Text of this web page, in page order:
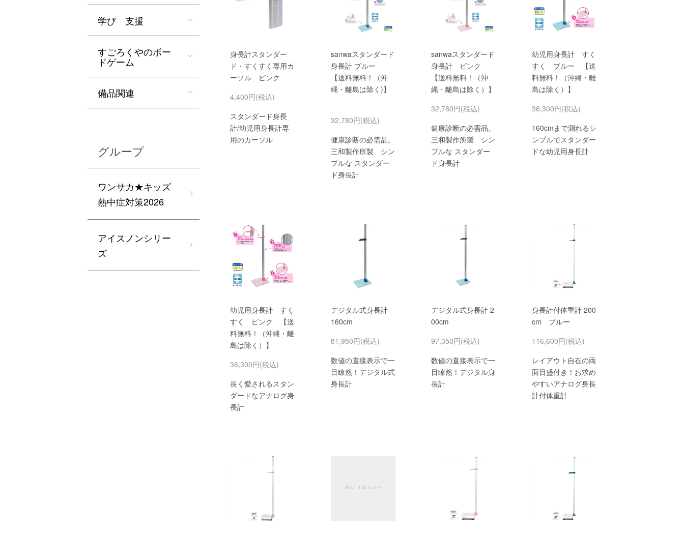
身長計スタンダー
ド・すくすく専用カ
ーソル ピンク
4,400円(税込)
スタンダード身長
計/幼児用身長計専
用のカーソル
sanwaスタンダード
身長計 ブルー
【送料無料！（沖
縄・離島は除く)】
32,780円(税込)
健康診断の必需品。
三和製作所製 シン
プルな スタンダー
ド身長計
sanwaスタンダード
身長計 ピンク
【送料無料！（沖
縄・離島は除く）】
32,780円(税込)
健康診断の必需品。
三和製作所製 シン
プルな スタンダー
ド身長計
幼児用身長計 すく
すく ブルー 【送
料無料！（沖縄・離
島は除く）】
36,300円(税込)
160cmまで測れるシ
ンプルでスタンダー
ドな幼児用身長計
幼児用身長計 すく
すく ピンク 【送
料無料！（沖縄・離
島は除く）】
36,300円(税込)
長く愛されるスタン
ダードなアナログ身
長計
デジタル式身長計
160cm
81,950円(税込)
数値の直接表示で一
目瞭然！デジタル式
身長計
デジタル式身長計 2
00cm
97,350円(税込)
数値の直接表示で一
目瞭然！デジタル身
長計
身長計付体重計 200
cm ブルー
116,600円(税込)
レイアウト自在の両
面目盛付き！お求め
やすいアナログ身長
計付体重計
学び 支援
すごろくやのボー
ドゲーム
備品関連
グループ
ワンサカ★キッズ
熱中症対策2026
アイスノンシリー
ズ